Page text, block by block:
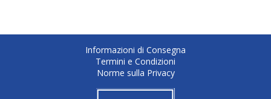
Informazioni di Consegna
Termini e Condizioni
Norme sulla Privacy